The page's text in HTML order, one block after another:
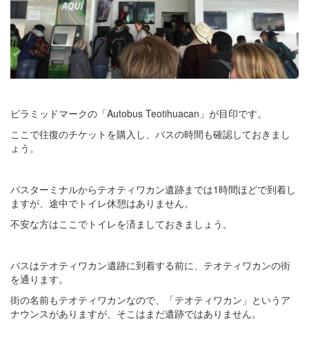
ピラミッドマークの「Autobus Teotihuacan」が目印です。
ここで往復のチケットを購入し、バスの時間も確認しておきまし
ょう。
バスターミナルからテオティワカン遺跡までは1時間ほどで到着し
ますが、途中でトイレ休憩はありません。
不安な方はここでトイレを済ましておきましょう。
バスはテオティワカン遺跡に到着する前に、テオティワカンの街
を通ります。
街の名前もテオティワカンなので、「テオティワカン」というア
ナウンスがありますが、そこはまだ遺跡ではありません。